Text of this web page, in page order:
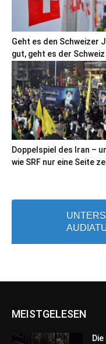
Geht es den Schweizer
gut, geht es der
Doppelspiel des Iran –
wie SRF nur eine Seite
MEISTGELESEN